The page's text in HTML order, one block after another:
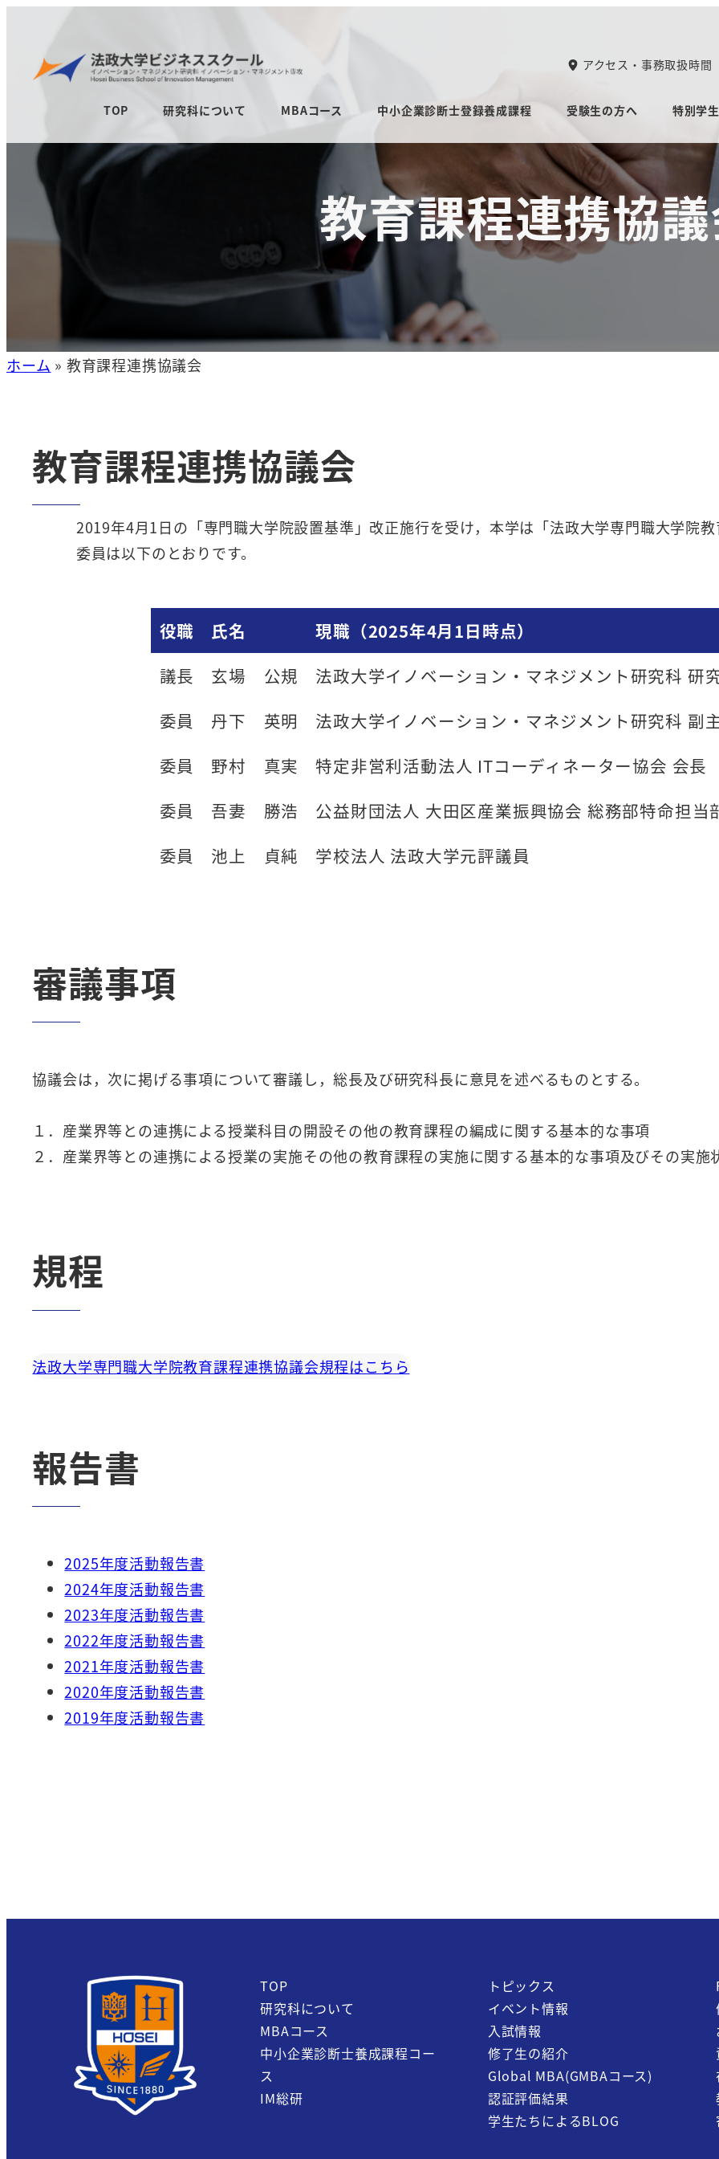
テ
アクセス・事務取扱時間
TOP 研究科について MBAコース 中小企業診断士登録養成課程 受験生の方へ 特別学生
教育課程連携協
ホーム » 教育課程連携協議会
教育課程連携協議会
2019年4月1日の「専門職大学院設置基準」改正施行を受け，本学は「法政大学専門職大学院
委員は以下のとおりです。
役職 氏名 現職（2025年4月1日時点）
議長
玄場 公規 法政大学イノベーション・マネジメント研究科 研
委員
丹下 英明 法政大学イノベーション・マネジメント研究科 副
委員
野村 真実 特定非営利活動法人 ITコーディネーター協会 会長
委員
吾妻 勝浩 公益財団法人 大田区産業振興協会 総務部特命担当
委員
池上 貞純 学校法人 法政大学元評議員
審議事項
協議会は，次に掲げる事項について審議し，総長及び研究科長に意見を述べるものとする。
１．産業界等との連携による授業科目の開設その他の教育課程の編成に関する基本的な事項
２．産業界等との連携による授業の実施その他の教育課程の実施に関する基本的な事項及びその実施
規程
法政大学専門職大学院教育課程連携協議会規程はこちら
報告書
2025年度活動報告書
2024年度活動報告書
2023年度活動報告書
2022年度活動報告書
2021年度活動報告書
2020年度活動報告書
2019年度活動報告書
TOP
研究科について
MBAコース
中小企業診断士養成課程コー
ス
IM総研
トピックス
イベント情報
入試情報
修了生の紹介
Global MBA(GMBAコース)
認証評価結果
学生たちによるBLOG